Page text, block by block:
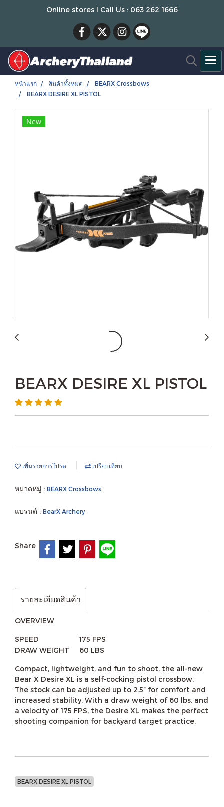
Online stores l Call Us : 063 262 1666
หน้าแรก สินค้าทั้งหมด
BEARX Crossbows
BEARX DESIRE XL PISTOL
New
BEARX DESIRE XL PISTOL
เพิ่มรายการโปรด เปรียบเทียบ
หมวดหมู่ : BEARX Crossbows
แบรนด์ : BearX Archery
Share
รายละเอียดสินค้า
OVERVIEW
SPEED 175 FPS
DRAW WEIGHT 60 LBS
Compact, lightweight, and fun to shoot, the all-new
Bear X Desire XL is a self-cocking pistol crossbow.
The stock can be adjusted up to 2.5” for comfort and
increased stability. With a draw weight of 60 lbs. and
a velocity of 175 FPS, the Desire XL makes the perfect
shooting companion for backyard target practice.
BEARX DESIRE XL PISTOL